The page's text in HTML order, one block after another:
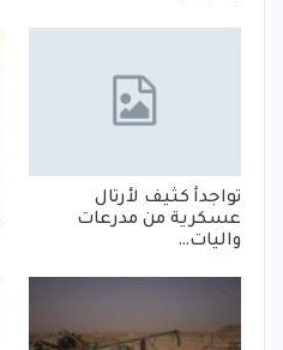
تواجدأ كثيف لأرتال
عسكرية من مدرعات
واليات…